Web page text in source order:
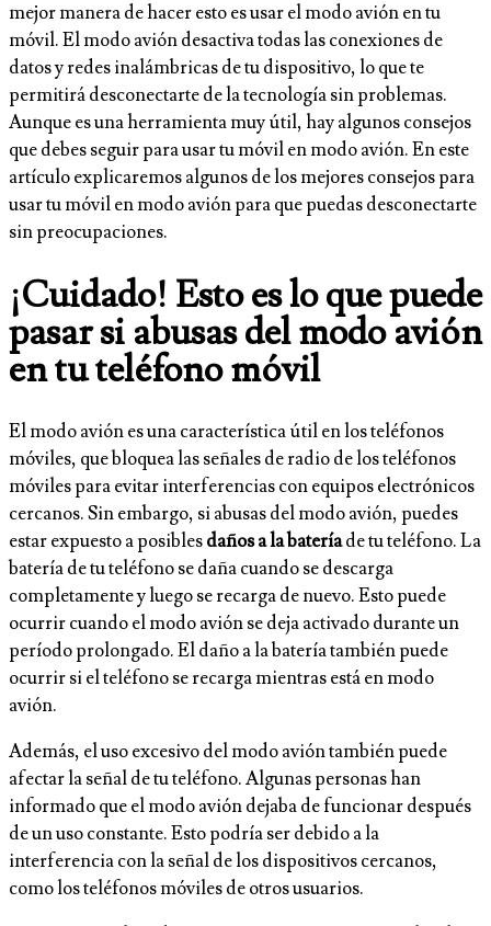
mejor manera de hacer esto es usar el modo avión en tu
móvil. El modo avión desactiva todas las conexiones de
datos y redes inalámbricas de tu dispositivo, lo que te
permitirá desconectarte de la tecnología sin problemas.
Aunque es una herramienta muy útil, hay algunos consejos
que debes seguir para usar tu móvil en modo avión. En este
artículo explicaremos algunos de los mejores consejos para
usar tu móvil en modo avión para que puedas desconectarte
sin preocupaciones.
¡Cuidado! Esto es lo que puede
pasar si abusas del modo avión
en tu teléfono móvil
El modo avión es una característica útil en los teléfonos
móviles, que bloquea las señales de radio de los teléfonos
móviles para evitar interferencias con equipos electrónicos
cercanos. Sin embargo, si abusas del modo avión, puedes
estar expuesto a posiblesdaños a la bateríade tu teléfono. La
batería de tu teléfono se daña cuando se descarga
completamente y luego se recarga de nuevo. Esto puede
ocurrir cuando el modo avión se deja activado durante un
período prolongado. El daño a la batería también puede
ocurrir si el teléfono se recarga mientras está en modo
avión.
Además, el uso excesivo del modo avión también puede
afectar la señal de tu teléfono. Algunas personas han
informado que el modo avión dejaba de funcionar después
de un uso constante. Esto podría ser debido a la
interferencia con la señal de los dispositivos cercanos,
como los teléfonos móviles de otros usuarios.